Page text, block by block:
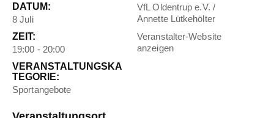
DATUM:
8 Juli
ZEIT:
19:00 - 20:00
VERANSTALTUNGSKA
TEGORIE:
Sportangebote
VfL Oldentrup e.V. /
Annette Lütkehölter
Veranstalter-Website
anzeigen